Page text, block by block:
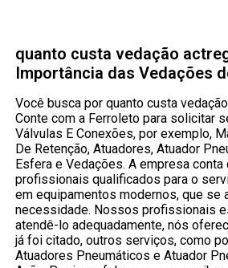
quanto custa vedação
Importância das Vedações
Você busca por quanto custa
Conte com a Ferroleto para solicitar
Válvulas E Conexões, por exemplo,
De Retenção, Atuadores, Atuador
Esfera e Vedações. A empresa
profissionais qualificados para o
em equipamentos modernos, que se
necessidade. Nossos profissionais
atendê-lo adequadamente, nós
já foi citado, outros serviços, como
Atuadores Pneumáticos e Atuador